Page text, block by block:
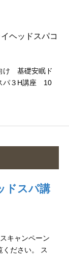
け 基礎安眠ド
パ３H講座 10
ドスパ講
キャンペーン
ください。 ス